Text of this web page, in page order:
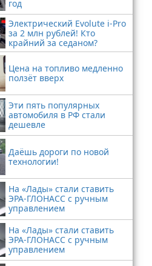
год
Электрический Evolute i-Pro
за 2 млн рублей! Кто
крайний за седаном?
Цена на топливо медленно
ползёт вверх
Эти пять популярных
автомобиля в РФ стали
дешевле
Даёшь дороги по новой
технологии!
На «Лады» стали ставить
ЭРА-ГЛОНАСС с ручным
управлением
На «Лады» стали ставить
ЭРА-ГЛОНАСС с ручным
управлением